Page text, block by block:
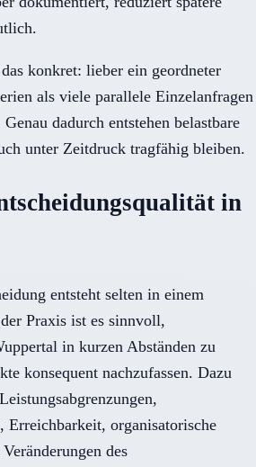
konkret: lieber ein geordneter
als viele parallele Einzelanfragen
dadurch entstehen belastbare
unter Zeitdruck tragfähig bleiben.
in
entsteht selten in einem
Praxis ist es sinnvoll,
in kurzen Abständen zu
konsequent nachzufassen. Dazu
Erreichbarkeit, organisatorische
des